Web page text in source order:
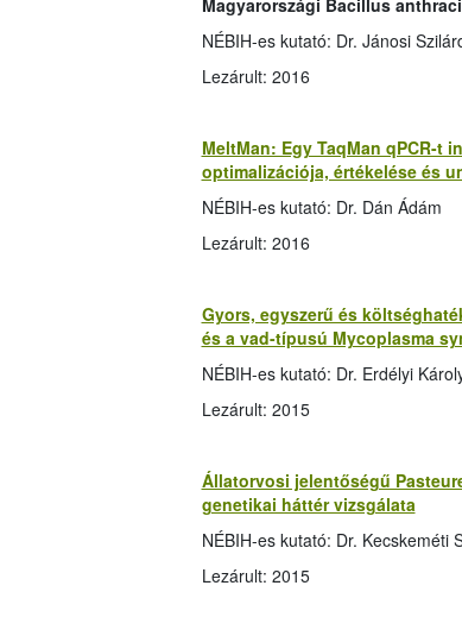
Magyarországi Bacillus
NÉBIH-es kutató: Dr. Jánosi
Lezárult: 2016
MeltMan: Egy TaqMan qPCR-t
optimalizációja, értékelése és
NÉBIH-es kutató: Dr. Dán Ádám
Lezárult: 2016
Gyors, egyszerű és
és a vad-típusú Mycoplasma
NÉBIH-es kutató: Dr. Erdélyi
Lezárult: 2015
Állatorvosi jelentőségű
genetikai háttér vizsgálata
NÉBIH-es kutató: Dr. Kecskeméti
Lezárult: 2015